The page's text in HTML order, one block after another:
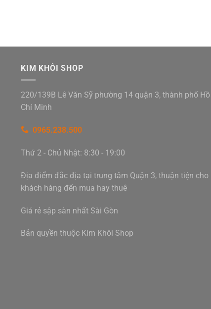
KIM KHÔI SHOP
220/139B Lê Văn Sỹ phường 14 quận 3, thành phố Hồ
Chí Minh
0965.238.500
Thứ 2 - Chủ Nhật: 8:30 - 19:00
Địa điểm đắc địa tại trung tâm Quận 3, thuận tiện cho
khách hàng đến mua hay thuê
Giá rẻ sập sàn nhất Sài Gòn
Bản quyền thuộc Kim Khôi Shop